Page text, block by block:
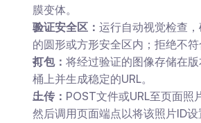
膜变体。
验证安全区： 运行自动视觉检查
的圆形或方形安全区内；拒绝不符
打包： 将经过验证的图像存储在
桶上并生成稳定的URL。
上传： POST文件或URL至页面照
然后调用页面端点以将该照片ID